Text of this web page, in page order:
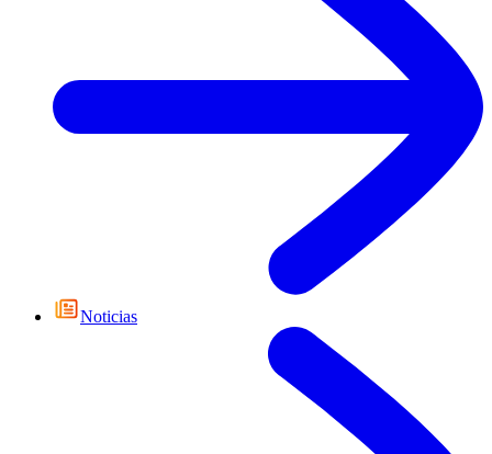
Noticias